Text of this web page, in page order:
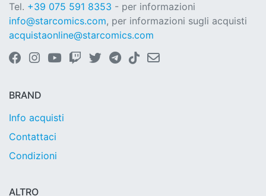
Tel. +39 075 591 8353 - per informazioni
info@starcomics.com, per informazioni sugli acquisti
acquistaonline@starcomics.com
BRAND
Info acquisti
Contattaci
Condizioni
ALTRO